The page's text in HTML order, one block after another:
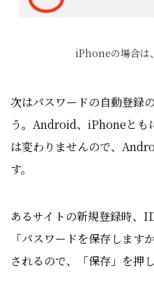
iPhoneの場合は
次はパスワードの自動登録
う。 Android、iPhoneとも
は変わりませんので、
す。
あるサイトの新規登録時、
「パスワードを保存します
されるので、「保存」を押